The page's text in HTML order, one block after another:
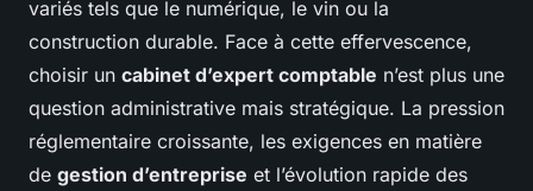
variés tels que le numérique, le vin ou la
construction durable. Face à cette effervescence,
choisir un cabinet d’expert comptable n’est plus une
question administrative mais stratégique. La pression
réglementaire croissante, les exigences en matière
de gestion d’entreprise et l’évolution rapide des